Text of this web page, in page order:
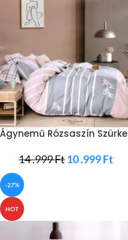
Ágynemű Rózsaszín Szürke
14 .999Ft10 .999Ft
-27%
HOT